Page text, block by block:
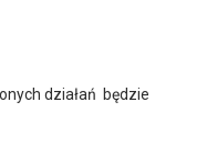
działań będzie